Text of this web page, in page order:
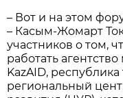
– Вот и на этом
– Касым-Жомарт
участников о том,
работать
KazAID,
региональный